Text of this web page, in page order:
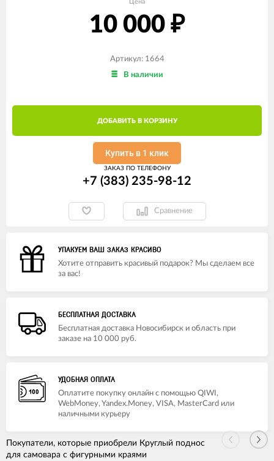
Цена
10 000 ₽
Артикул: 1664
В наличии
ДОБАВИТЬ В КОРЗИНУ
Купить в 1 клик
ЗАКАЗ ПО ТЕЛЕФОНУ
+7 (383) 235-98-12
Сравнение
УПАКУЕМ ВАШ ЗАКАЗ КРАСИВО
Хотите отправить красивый подарок? Мы сделаем все
за вас!
БЕСПЛАТНАЯ ДОСТАВКА
Бесплатная доставка Новосибирск и область при
заказе на 10 000 руб.
УДОБНАЯ ОПЛАТА
Оплатите покупку онлайн с помощью QIWI,
WebMoney, Yandex.Money, VISA, MasterCard или
наличными курьеру
Покупатели, которые приобрели Круглый поднос
для самовара с фигурными краями